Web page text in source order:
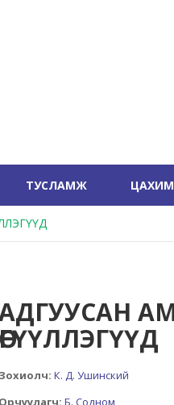
ТУСЛАМЖ
ӨГҮҮЛЛЭГҮҮД
Зохиолч: К. Д. Ушинский
Орчуулагч: Б. Содном